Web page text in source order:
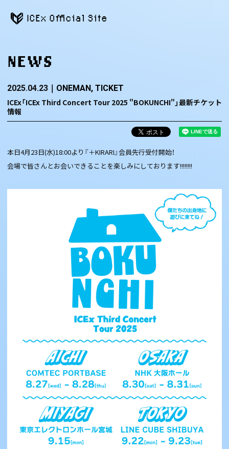
ICEx Official Site
NEWS
2025.04.23 ONEMAN TICKET
ICEx「ICEx Third Concert Tour 2025 "BOKUNCHI"」最新チケット
情報
本日4月23日(水)18:00より『＋KIRARI』会員先行受付開始！
会場で皆さんとお会いできることを楽しみにしております!!!!!!!!